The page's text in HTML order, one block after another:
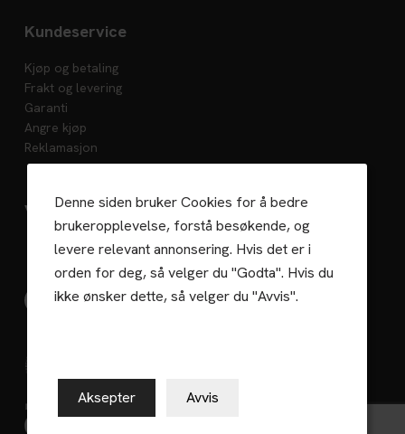
Denne siden bruker Cookies for å bedre
brukeropplevelse, forstå besøkende, og
levere relevant annonsering. Hvis det er i
orden for deg, så velger du "Godta". Hvis du
ikke ønsker dette, så velger du "Avvis".
Aksepter Avvis
Kundeservice
Kjøp og betaling
Frakt og levering
Garanti
Angre kjøp
Reklamasjon
Vedlikehold